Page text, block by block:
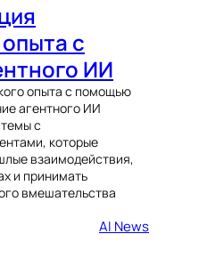
с
ИИ
опыта с помощью
агентного ИИ
с
которые
взаимодействия,
и принимать
вмешательства
AI News